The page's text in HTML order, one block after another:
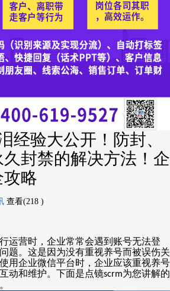
经验大公开！防封、
封禁的解决方法！企
略
查看(218 )
运营时，企业常常会遇到账号无法登
题。这是因为没有重视养号而被误伤关
用企业微信平台时，企业应该重视养号
动和维护。下面是点镜scrm为您讲解的